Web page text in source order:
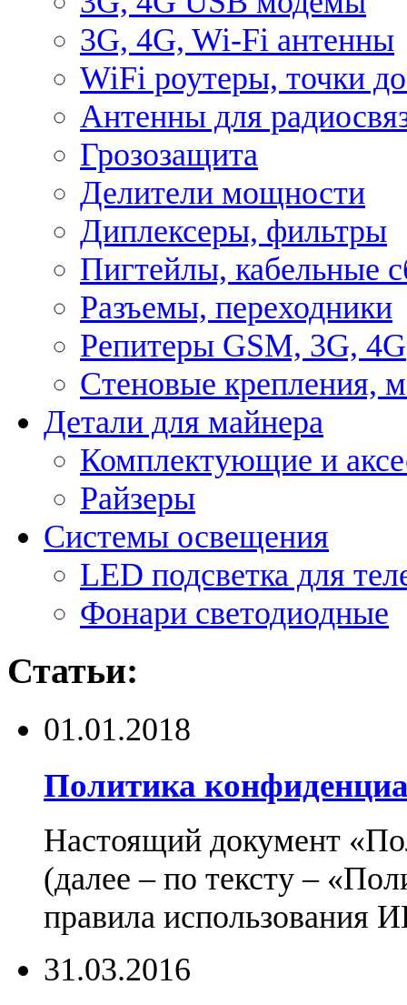
3G, 4G, Wi-Fi антенны
WiFi роутеры, точки
Антенны для
Грозозащита
Делители мощности
Диплексеры, фильтры
Пигтейлы, кабельные
Разъемы, переходники
Репитеры GSM, 3G, 4G
Стеновые крепления,
Детали для майнера
Комплектующие и
Райзеры
Системы освещения
LED подсветка для
Фонари светодиодные
Статьи:
01.01.2018
Политика
Настоящий документ
(далее – по тексту –
правила использования
31.03.2016